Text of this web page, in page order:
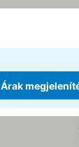
Árak